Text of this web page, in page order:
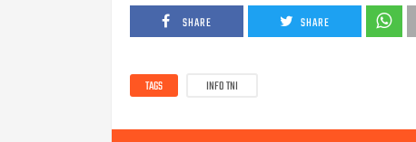
SHARE SHARE
TAGS INFO TNI